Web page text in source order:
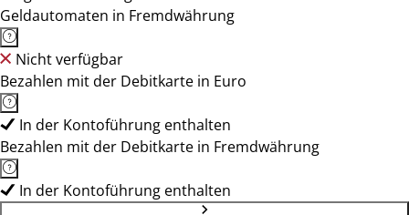
Geldautomaten in Fremdwährung
Nicht verfügbar
Bezahlen mit der Debitkarte in Euro
In der Kontoführung enthalten
Bezahlen mit der Debitkarte in Fremdwährung
In der Kontoführung enthalten